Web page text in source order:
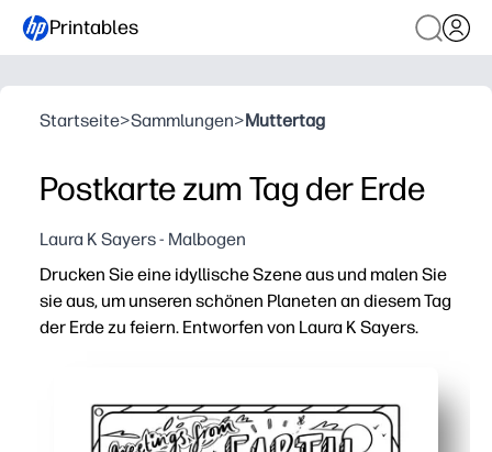
Printables
Startseite>Sammlungen>Muttertag
Postkarte zum Tag der Erde
Laura K Sayers - Malbogen
Drucken Sie eine idyllische Szene aus und malen Sie
sie aus, um unseren schönen Planeten an diesem Tag
der Erde zu feiern. Entworfen von Laura K Sayers.
Initiieren Sie ein bedeutungsvolles Gespräch zum
Fördert den Fokus und die Feinmotorik — detaillierte